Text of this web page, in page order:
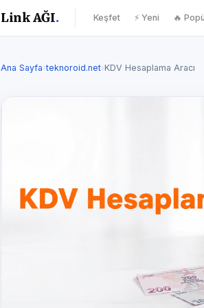
Link AĞI. Keşfet ⚡ Yeni 🔥
Ana Sayfa›teknoroid.net›KDV Hesaplama Aracı